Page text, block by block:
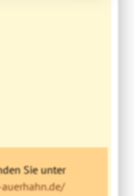
Sie unter